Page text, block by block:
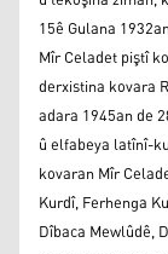
15ê Gulana
Mîr Celadet piştî
derxistina kovara
adara 1945an de
û elfabeya latînî-
kovaran Mîr
Kurdî, Ferhenga
Dîbaca Mewlûdê,